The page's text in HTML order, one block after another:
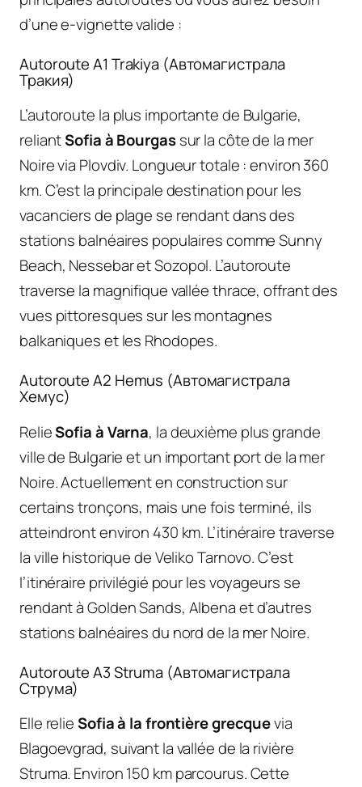
d’une e-vignette valide :
Autoroute A1 Trakiya (Автомагистрала
Тракия)
L’autoroute la plus importante de Bulgarie,
reliantSofia à Bourgassur la côte de la mer
Noire via Plovdiv. Longueur totale : environ 360
km. C’est la principale destination pour les
vacanciers de plage se rendant dans des
stations balnéaires populaires comme Sunny
Beach, Nessebar et Sozopol. L’autoroute
traverse la magnifique vallée thrace, offrant des
vues pittoresques sur les montagnes
balkaniques et les Rhodopes.
Autoroute A2 Hemus (Автомагистрала
Хемус)
RelieSofia à Varna, la deuxième plus grande
ville de Bulgarie et un important port de la mer
Noire. Actuellement en construction sur
certains tronçons, mais une fois terminé, ils
atteindront environ 430 km. L’itinéraire traverse
la ville historique de Veliko Tarnovo. C’est
l’itinéraire privilégié pour les voyageurs se
rendant à Golden Sands, Albena et d’autres
stations balnéaires du nord de la mer Noire.
Autoroute A3 Struma (Автомагистрала
Струма)
Elle relieSofia à la frontière grecquevia
Blagoevgrad, suivant la vallée de la rivière
Struma. Environ 150 km parcourus. Cette